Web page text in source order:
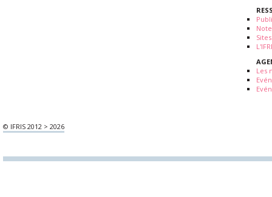
Les
© IFRIS 2012 > 2026